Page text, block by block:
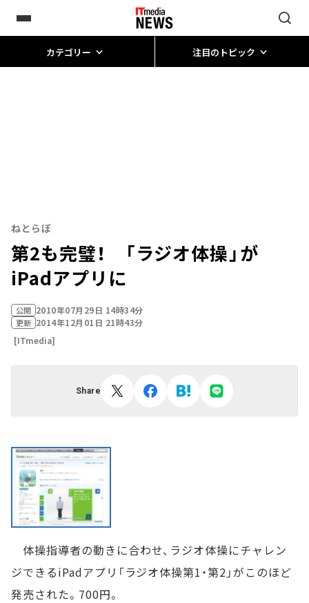
カテゴリー 注目のトピック
ねとらぼ
第2も完璧！ 「ラジオ体操」が
iPadアプリに
公開 2010年07月29日 14時34分
更新 2014年12月01日 21時43分
[ITmedia]
Share
体操指導者の動きに合わせ、ラジオ体操にチャレン
ジできるiPadアプリ「ラジオ体操第1・第2」がこのほど
発売された。700円。